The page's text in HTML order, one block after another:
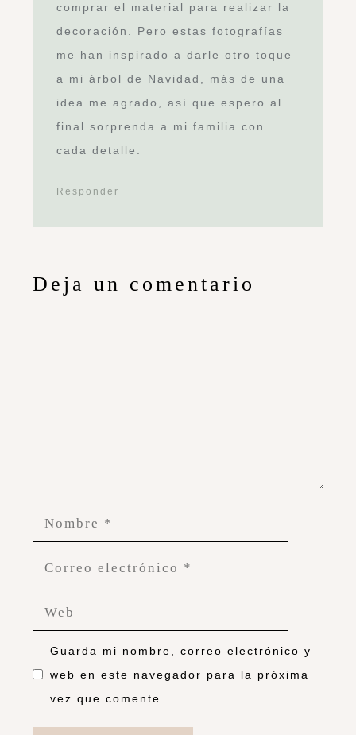
comprar el material para realizar la
decoración. Pero estas fotografías
me han inspirado a darle otro toque
a mi árbol de Navidad, más de una
idea me agrado, así que espero al
final sorprenda a mi familia con
cada detalle.
Responder
Deja un comentario
Guarda mi nombre, correo electrónico y
web en este navegador para la próxima
vez que comente.